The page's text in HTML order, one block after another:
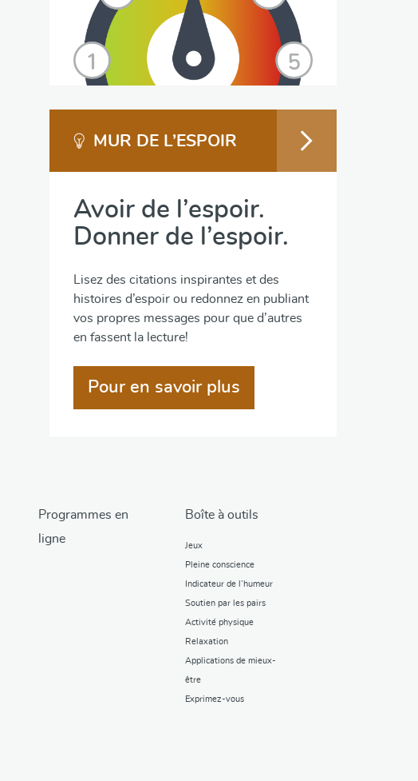
MUR DE L’ESPOIR
Avoir de l’espoir.
Donner de l’espoir.
Lisez des citations inspirantes et des
histoires d’espoir ou redonnez en publiant
vos propres messages pour que d’autres
en fassent la lecture!
Pour en savoir plus
Programmes en
ligne
Boîte à outils
Jeux
Pleine conscience
Indicateur de l’humeur
Soutien par les pairs
Activité physique
Relaxation
Applications de mieux-
être
Exprimez-vous